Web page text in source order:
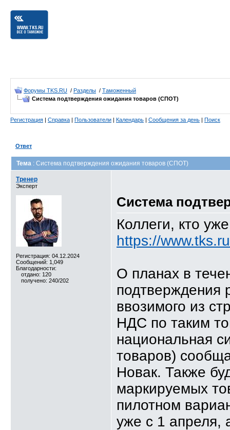
Форумы TKS.RU / Разделы / Таможенный
Система подтверждения ожидания товаров (СПОТ)
Регистрация | Справка | Пользователи | Календарь | Сообщения за день | Поиск
Ответ
Тема : Система подтверждения ожидания товаров (СПОТ)
Тренер
Эксперт
Регистрация: 04.12.2024
Сообщений: 1,049
Благодарности:
отдано: 120
получено: 240/202
Система
Коллеги, кто
https://
О планах в
подтверждения
ввозимого из
НДС по таким
национальная
товаров)
Новак. Также
маркируемых
пилотном
уже с 1 апреля,